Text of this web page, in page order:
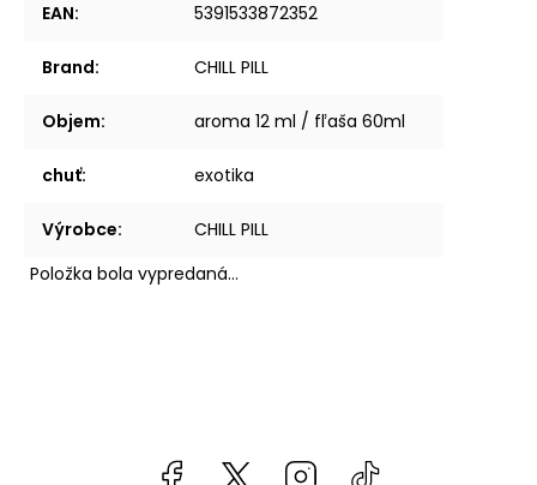
EAN: 5391533872352
Brand: CHILL PILL
Objem: aroma 12 ml / fľaša 60ml
chuť: exotika
Výrobce:
CHILL PILL
Položka bola vypredaná…
Facebook kzifcak85131Instagram